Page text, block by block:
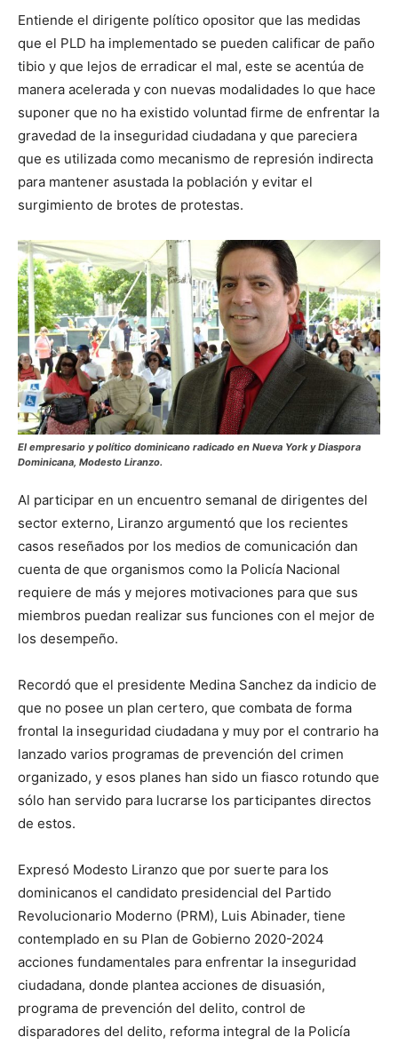
Entiende el dirigente político opositor que las medidas
que el PLD ha implementado se pueden calificar de paño
tibio y que lejos de erradicar el mal, este se acentúa de
manera acelerada y con nuevas modalidades lo que hace
suponer que no ha existido voluntad firme de enfrentar la
gravedad de la inseguridad ciudadana y que pareciera
que es utilizada como mecanismo de represión indirecta
para mantener asustada la población y evitar el
surgimiento de brotes de protestas.
El empresario y político dominicano radicado en Nueva York y Diaspora
Dominicana, Modesto Liranzo.
Al participar en un encuentro semanal de dirigentes del
sector externo, Liranzo argumentó que los recientes
casos reseñados por los medios de comunicación dan
cuenta de que organismos como la Policía Nacional
requiere de más y mejores motivaciones para que sus
miembros puedan realizar sus funciones con el mejor de
los desempeño.
Recordó que el presidente Medina Sanchez da indicio de
que no posee un plan certero, que combata de forma
frontal la inseguridad ciudadana y muy por el contrario ha
lanzado varios programas de prevención del crimen
organizado, y esos planes han sido un fiasco rotundo que
sólo han servido para lucrarse los participantes directos
de estos.
Expresó Modesto Liranzo que por suerte para los
dominicanos el candidato presidencial del Partido
Revolucionario Moderno (PRM), Luis Abinader, tiene
contemplado en su Plan de Gobierno 2020-2024
acciones fundamentales para enfrentar la inseguridad
ciudadana, donde plantea acciones de disuasión,
programa de prevención del delito, control de
disparadores del delito, reforma integral de la Policía